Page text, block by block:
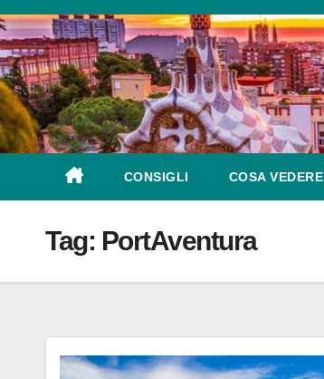
Salta
al
contenuto
CONSIGLI COSA VEDERE
Tag: PortAventura